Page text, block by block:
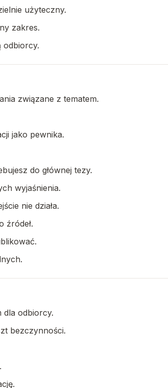
użyteczny.
zakres.
odbiorcy.
związane z tematem.
jako pewnika.
do głównej tezy.
wyjaśnienia.
nie działa.
źródeł.
dla odbiorcy.
bezczynności.